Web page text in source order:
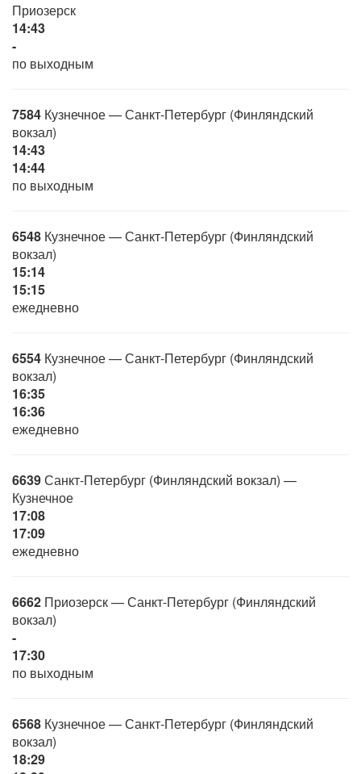
Приозерск
14:43
-
по выходным
7584 Кузнечное — Санкт-Петербург (Финляндский
вокзал)
14:43
14:44
по выходным
6548 Кузнечное — Санкт-Петербург (Финляндский
вокзал)
15:14
15:15
ежедневно
6554 Кузнечное — Санкт-Петербург (Финляндский
вокзал)
16:35
16:36
ежедневно
6639Санкт-Петербург (Финляндский вокзал) —
Кузнечное
17:08
17:09
ежедневно
6662 Приозерск — Санкт-Петербург (Финляндский
вокзал)
-
17:30
по выходным
6568 Кузнечное — Санкт-Петербург (Финляндский
вокзал)
18:29